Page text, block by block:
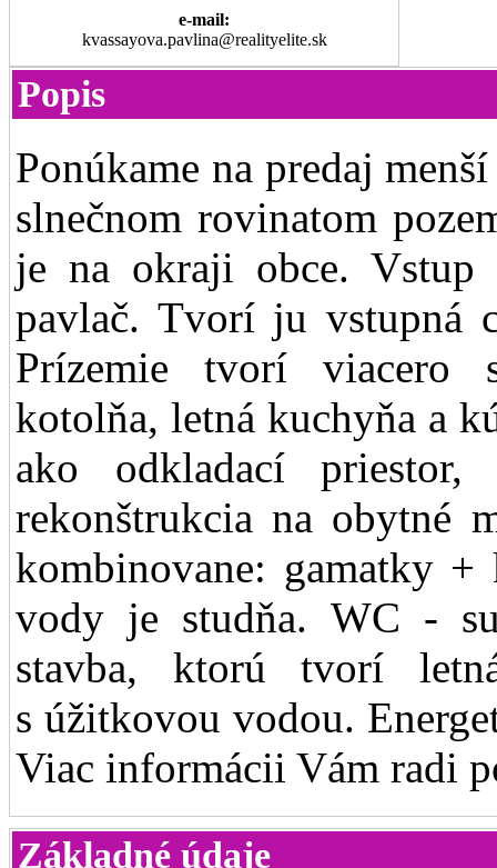
e-mail:
kvassayova.pavlina@realityelite.sk
Popis
Ponúkame na predaj
slnečnom rovinatom
je na okraji obce. Vstup
pavlač. Tvorí ju vstupná
Prízemie tvorí viacero
kotolňa, letná kuchyňa a
ako odkladací
rekonštrukcia na obytné
kombinovane: gamatky
vody je studňa. WC -
stavba, ktorú tvorí
s úžitkovou vodou.
Viac informácii Vám radi
Základné údaje